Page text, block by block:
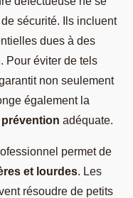
sécurité. Ils incluent
dues à des
Pour éviter de tels
non seulement
également la
prévention adéquate.
permet de
et lourdes. Les
résoudre de petits